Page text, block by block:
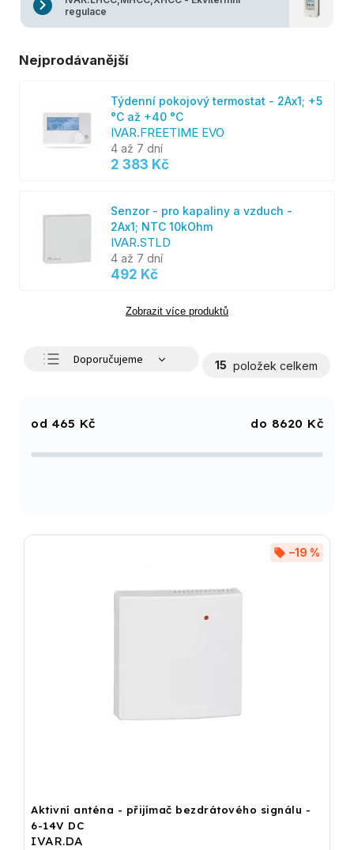
regulace
Nejprodávanější
Týdenní pokojový termostat - 2Ax1; +5
°C až +40 °C
IVAR.FREETIME EVO
4 až 7 dní
2 383 Kč
Senzor - pro kapaliny a vzduch -
2Ax1; NTC 10kOhm
IVAR.STLD
4 až 7 dní
492 Kč
Zobrazit více produktů
Doporučujeme
Abecedně
15 položek celkem
465 Kč 8620 Kč
Aktivní anténa - přijímač bezdrátového signálu -
6-14V DC
IVAR.DA
–19 %